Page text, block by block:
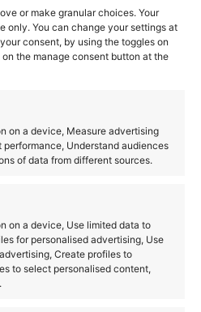
or make granular choices. Your
only. You can change your settings at
consent, by using the toggles on
the manage consent button at the
on a device, Measure advertising
Understand audiences
of data from different sources.
on a device, Use limited data to
for personalised advertising, Use
Create profiles to
to select personalised content,
maanden:
April Mei Juni
Juli